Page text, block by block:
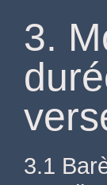
3.
3.1